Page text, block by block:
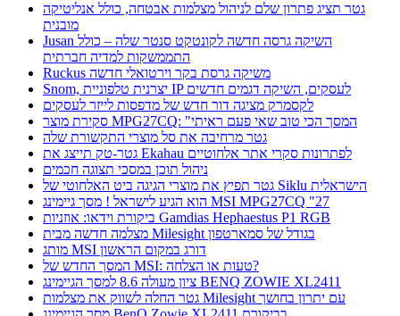
גטר תציג פתרון שלם לניהול מצלמות אבטחה, כולל אנליטיקה
מובנית
Jusan השיקה גרסה חדשה לקונטקט סנטר שלה – כולל
התממשקות למדיה חברתית
Ruckus משיקה גרסת בקר וירטואלי חדשה
Snom, יצרנית טלפוניית IP לעסקים, השיקה דגמים חדשים
לקסמרק מציגה דור חדש של מדפסות לייזר לעסקים
סקירת מוצר MPG27CQ: "המסך הכי טוב שאי פעם ראיתי
גטר מרחיבה את סל מוצרי התקשורת שלה
גטר-טק תייצג את Ekahau לפתרונות סקרי אתר אלחוטיים
ניהול תוכן במסכי תצוגה חכמים
גטר תפיץ את מוצרי הגיגה ביט האלחוטי של Siklu הישראלית
הוא הגיע לישראל ! מסך גיימינג MSI MPG27CQ "27
ביקורת וידאו: אוזניות Gamdias Hephaestus P1 RGB
מצלמה חדשה מבית Milesight בגודל של סמארטפון
מותג MSI דורג במקום הראשון
המסך החדש של MSI: טעות או הצלחה?
ציון מעולה 8.6 למסך הגיימינג BENQ ZOWIE XL2411
גטר החלה לשווק את מצלמות Milesight עם יתרון בחושך